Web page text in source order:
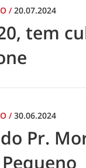
/20.07.2024
tem
/30.06.2024
Pr.